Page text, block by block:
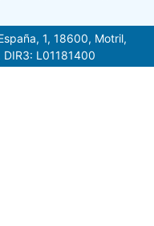
1, 18600, Motril,
L01181400